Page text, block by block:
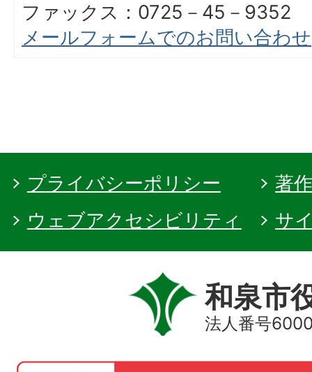
ファックス：0725－45－9352
メールフォームでのお問い合わせ
プライバシーポリシー
著
ウェブアクセシビリティ
サ
和泉市
法人番号